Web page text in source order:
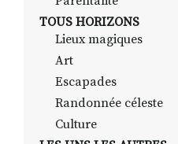
TOUS HORIZONS
Lieux magiques
Art
Escapades
Randonnée céleste
Culture